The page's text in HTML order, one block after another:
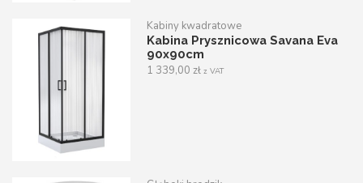
Kabiny kwadratowe
Kabina Prysznicowa Savana Eva
90x90cm
1 339,00zł z VAT